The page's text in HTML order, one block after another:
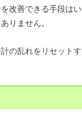
改善できる手段はい
りません。
の乱れをリセットす